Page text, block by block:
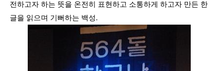
전하고자 하는 뜻을 온전히 표현하고 소통하게 하고자 만든 한
글을 읽으며 기뻐하는 백성.